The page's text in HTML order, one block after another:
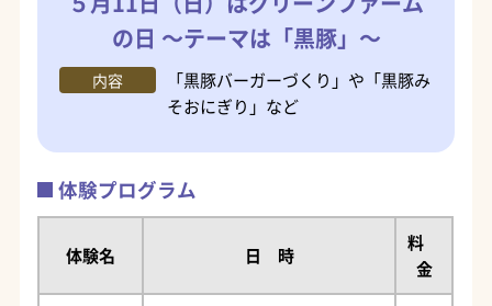
の日 ～テーマは「黒豚」～
内容
「黒豚バーガーづくり」や「黒豚み
そおにぎり」など
体験プログラム
体験名 日 時
料
金